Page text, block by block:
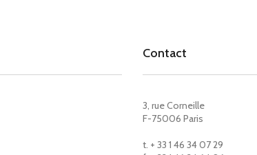
Contact
3, rue Corneille
F-75006 Paris
t. + 33 1 46 34 07 29